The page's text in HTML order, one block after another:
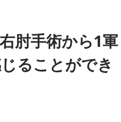
されている辛酸なめ子さん！
肘手術から1軍
ることができ